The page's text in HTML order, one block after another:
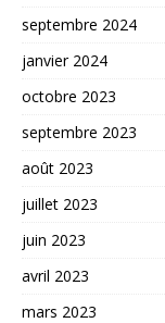
septembre 2024
janvier 2024
octobre 2023
septembre 2023
août 2023
juillet 2023
juin 2023
avril 2023
mars 2023